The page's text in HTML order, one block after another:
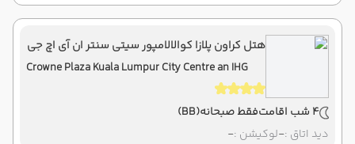
هتل کراون پلازا کوالالامپور سیتی سنتر ان آی اچ جی
Crowne Plaza Kuala Lumpur City Centre an IHG
4 شب اقامت
فقط صبحانه(BB)
دید اتاق :-لوکیشن :-